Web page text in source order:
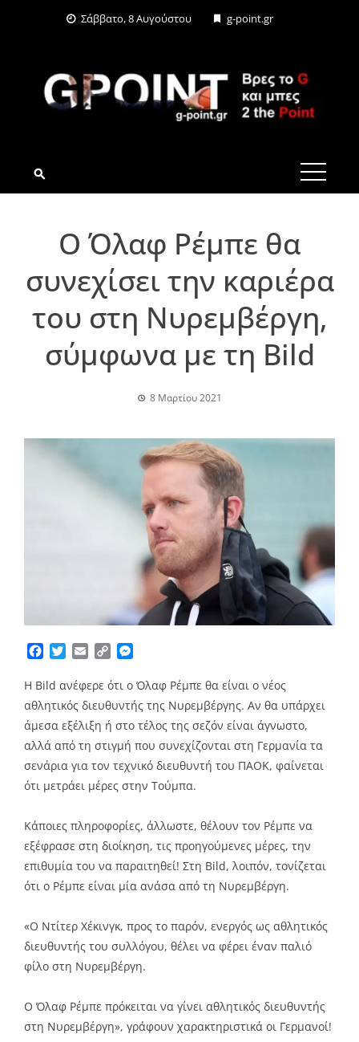
Σάββατο, 8 Αυγούστου g-point.gr
G-POINT.GR
Ο Όλαφ Ρέμπε θα
συνεχίσει την καριέρα
του στη Νυρεμβέργη,
σύμφωνα με τη Bild
8 Μαρτίου 2021
Facebook
TwitterEmailCopy
Η Bild ανέφερε ότι ο Όλαφ Ρέμπε θα είναι ο νέος
αθλητικός διευθυντής της Νυρεμβέργης. Αν θα υπάρχει
άμεσα εξέλιξη ή στο τέλος της σεζόν είναι άγνωστο,
αλλά από τη στιγμή που συνεχίζονται στη Γερμανία τα
σενάρια για τον τεχνικό διευθυντή του ΠΑΟΚ, φαίνεται
ότι μετράει μέρες στην Τούμπα.
Κάποιες πληροφορίες, άλλωστε, θέλουν τον Ρέμπε να
εξέφρασε στη διοίκηση, τις προηγούμενες μέρες, την
επιθυμία του να παραιτηθεί! Στη Bild, λοιπόν, τονίζεται
ότι ο Ρέμπε είναι μία ανάσα από τη Νυρεμβέργη.
«Ο Ντίτερ Χέκινγκ, προς το παρόν, ενεργός ως αθλητικός
διευθυντής του συλλόγου, θέλει να φέρει έναν παλιό
φίλο στη Νυρεμβέργη.
Ο Όλαφ Ρέμπε πρόκειται να γίνει αθλητικός διευθυντής
στη Νυρεμβέργη», γράφουν χαρακτηριστικά οι Γερμανοί!